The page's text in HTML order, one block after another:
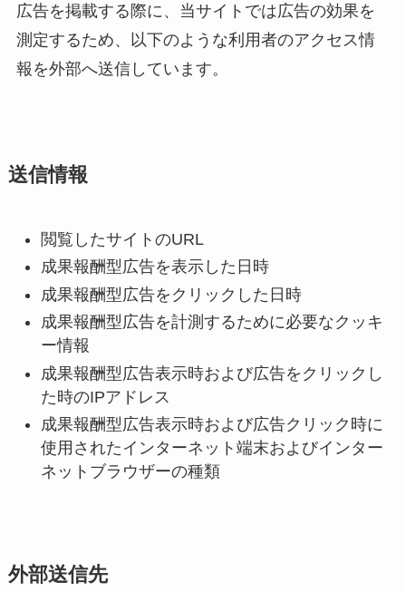
広告を掲載する際に、当サイトでは広告の効果を
測定するため、以下のような利用者のアクセス情
報を外部へ送信しています。
送信情報
閲覧したサイトのURL
成果報酬型広告を表示した日時
成果報酬型広告をクリックした日時
成果報酬型広告を計測するために必要なクッキ
ー情報
成果報酬型広告表示時および広告をクリックし
た時のIPアドレス
成果報酬型広告表示時および広告クリック時に
使用されたインターネット端末およびインター
ネットブラウザーの種類
外部送信先